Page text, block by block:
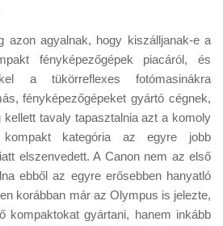
azon agyalnak, hogy kiszálljanak-e a
fényképezőgépek piacáról, és
a tükörreflexes fotómasinákra
fényképezőgépeket gyártó cégnek,
tavaly tapasztalnia azt a komoly
kategória az egyre jobb
elszenvedett. A Canon nem az első
ebből az egyre erősebben hanyatló
korábban már az Olympus is jelezte,
kompaktokat gyártani, hanem inkább